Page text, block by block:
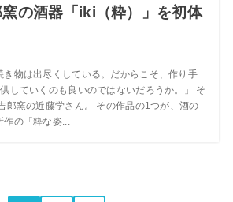
の酒器「iki（粋）」を初体
き物は出尽くしている。だからこそ、作り手
していくのも良いのではないだろうか。」 そ
郎窯の近藤学さん。 その作品の1つが、酒の
作の「粋な姿...